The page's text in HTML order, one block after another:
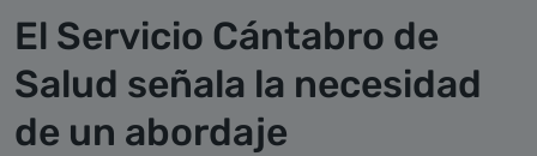
El Servicio Cántabro de
Salud señala la necesidad
de un abordaje